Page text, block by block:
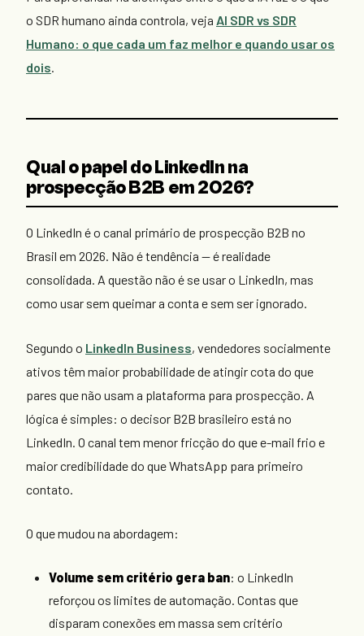
o SDR humano ainda controla, veja AI SDR vs SDR
Humano: o que cada um faz melhor e quando usar os
dois.
Qual o papel do LinkedIn na
prospecção B2B em 2026?
O LinkedIn é o canal primário de prospecção B2B no
Brasil em 2026. Não é tendência — é realidade
consolidada. A questão não é se usar o LinkedIn, mas
como usar sem queimar a conta e sem ser ignorado.
Segundo o LinkedIn Business, vendedores socialmente
ativos têm maior probabilidade de atingir cota do que
pares que não usam a plataforma para prospecção. A
lógica é simples: o decisor B2B brasileiro está no
LinkedIn. O canal tem menor fricção do que e-mail frio e
maior credibilidade do que WhatsApp para primeiro
contato.
O que mudou na abordagem:
Volume sem critério gera ban: o LinkedIn
reforçou os limites de automação. Contas que
disparam conexões em massa sem critério